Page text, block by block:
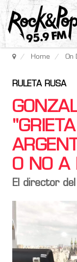
Home On
RULETA RUSA
O NO A
El director